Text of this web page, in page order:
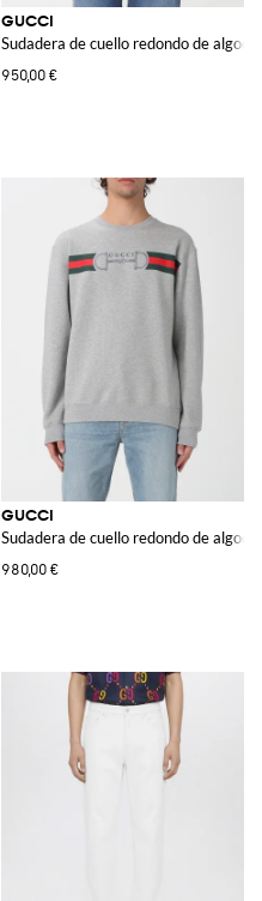
GUCCI
Sudadera de cuello redondo de
950,00 €
GUCCI
Sudadera de cuello redondo de
980,00 €